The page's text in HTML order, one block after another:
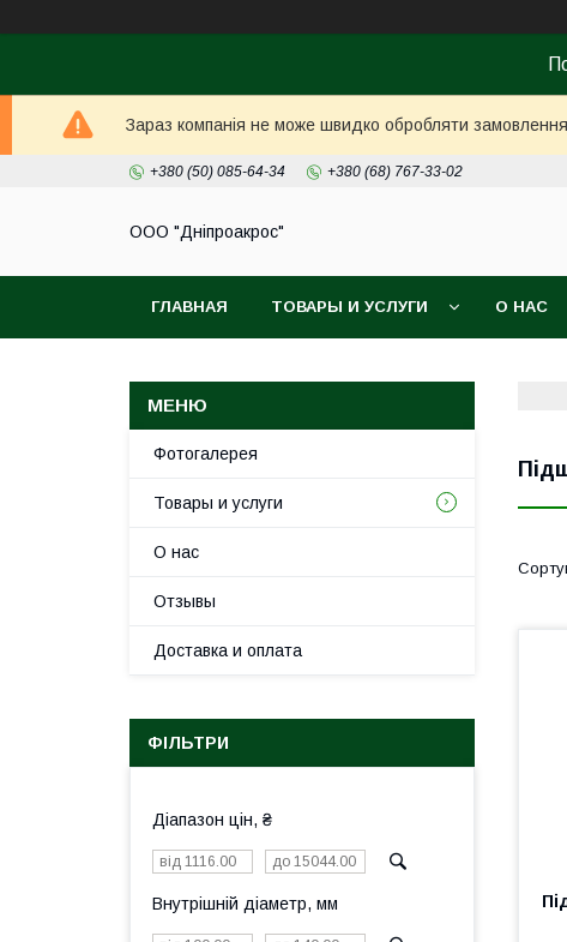
Зараз компанія не може швидко обробляти
+380 (50) 085-64-34 +380 (68) 767-33-02
ООО "Дніпроакрос"
ГЛАВНАЯ ТОВАРЫ И УСЛУГИ О НАС
Фотогалерея
Товары и услуги
О нас
Отзывы
Доставка и оплата
ФІЛЬТРИ
Діапазон цін, ₴
Внутрішній діаметр, мм